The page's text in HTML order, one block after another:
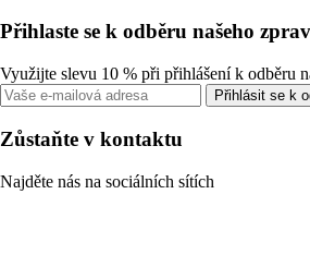
Přihlaste se k odběru našeho
Využijte slevu 10 % při přihlášení k odběru
Přihlásit se k
Zůstaňte v kontaktu
Najděte nás na sociálních sítích